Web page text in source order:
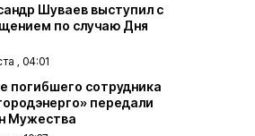
Шуваев выступил с
по случаю Дня
, 04:01
погибшего сотрудника
передали
Мужества